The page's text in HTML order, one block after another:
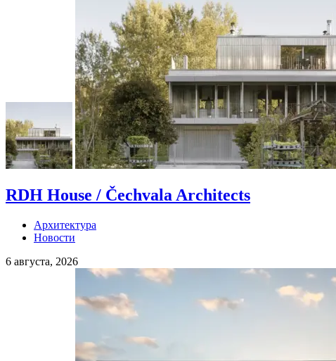
RDH House / Čechvala Architects
Архитектура
Новости
6 августа, 2026